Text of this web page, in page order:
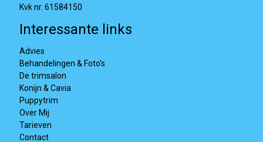
Kvk nr. 61584150
Interessante links
Advies
Behandelingen & Foto's
De trimsalon
Konijn & Cavia
Puppytrim
Over Mij
Tarieven
Contact